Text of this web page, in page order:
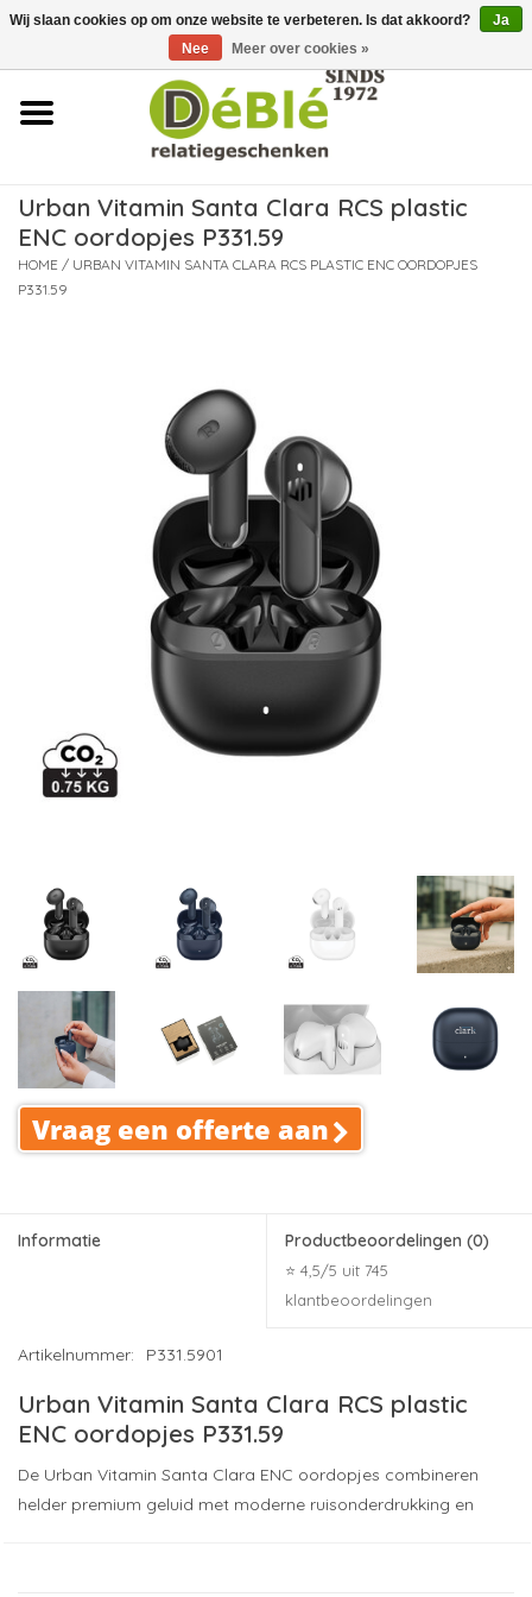
Over ons
Contact
Nieuws
Leveringsvoorwaarden
Urban Vitamin Santa Clara RCS plastic
ENC oordopjes P331.59
HOME / URBAN VITAMIN SANTA CLARA RCS PLASTIC ENC OORDOPJES
P331.59
Vraag een offerte aan
Informatie Productbeoordelingen (0)
⭐ 4,5/5 uit 745
klantbeoordelingen
Artikelnummer: P331.5901
Urban Vitamin Santa Clara RCS plastic
ENC oordopjes P331.59
De Urban Vitamin Santa Clara ENC oordopjes combineren
helder premium geluid met moderne ruisonderdrukking en
Wij slaan cookies op om onze website te verbeteren. Is dat akkoord?
Ja
Nee
Meer over cookies »